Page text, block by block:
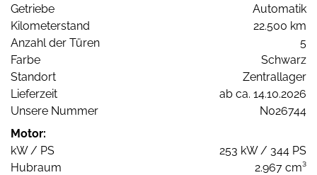
Getriebe
Automatik
Kilometerstand
22.500 km
Anzahl der Türen
5
Farbe
Schwarz
Standort
Zentrallager
Lieferzeit
ab ca. 14.10.2026
Unsere Nummer
N026744
Motor:
kW / PS
253 kW / 344 PS
Hubraum
2.967 cm³